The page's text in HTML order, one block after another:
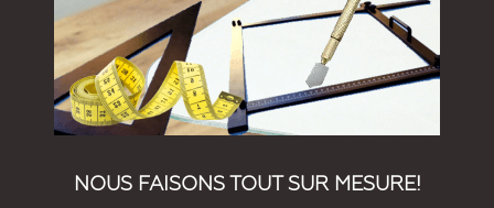
NOUS FAISONS TOUT SUR MESURE!